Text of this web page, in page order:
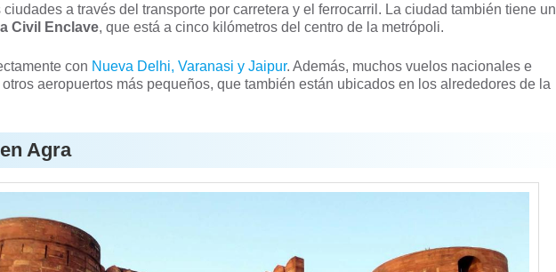
a través del transporte por carretera y el ferrocarril. La ciudad también tiene un
Civil Enclave, que está a cinco kilómetros del centro de la metrópoli.
con Nueva Delhi, Varanasi y Jaipur. Además, muchos vuelos nacionales e
aeropuertos más pequeños, que también están ubicados en los alrededores de la
Agra